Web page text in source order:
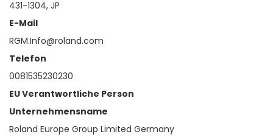
431-1304, JP
E-Mail
RGM.Info@roland.com
Telefon
0081535230230
EU Verantwortliche Person
Unternehmensname
Roland Europe Group Limited Germany